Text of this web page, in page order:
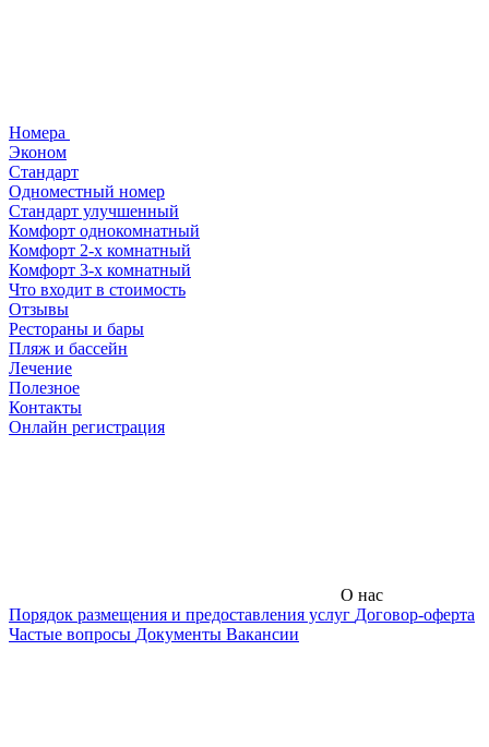
Номера
Эконом
Стандарт
Одноместный номер
Стандарт улучшенный
Комфорт однокомнатный
Комфорт 2-х комнатный
Комфорт 3-х комнатный
Что входит в стоимость
Отзывы
Рестораны и бары
Пляж и бассейн
Лечение
Полезное
Контакты
Онлайн регистрация
О нас
Порядок размещения и предоставления услуг Договор-оферта
Частые вопросы Документы Вакансии